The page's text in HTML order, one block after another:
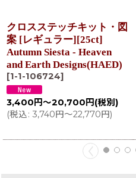
クロスステッチキット・図
案 [レギュラー][25ct]
Autumn Siesta - Heaven
and Earth Designs(HAED)
[1-1-106724]
3,400 円～20,700 円 (税別)
(税込: 3,740円～22,770円)